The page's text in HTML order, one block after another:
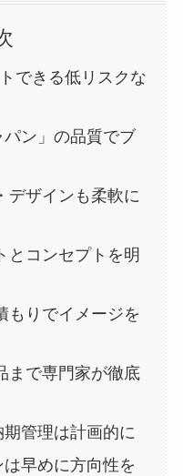
できる低リスクな
パン」の品質でブ
デザインも柔軟に
コンセプトを明
もりでイメージを
まで専門家が徹底
管理は計画的に
早めに方向性を